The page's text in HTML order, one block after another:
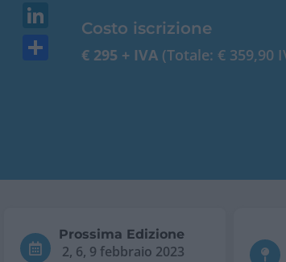
Costo iscrizione
€ 295 + IVA(Totale: € 359,90
Prossima Edizione
2, 6, 9 febbraio 2023
WhatsApp
LinkedIn